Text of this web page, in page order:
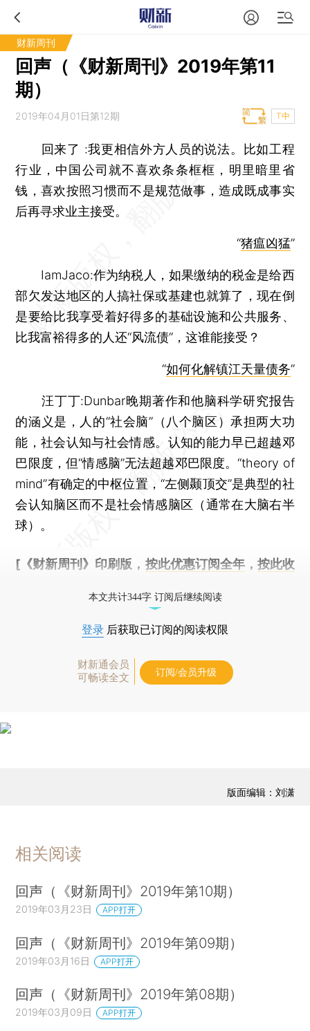
财新周刊
回声（《财新周刊》2019年第11
期）
2019年04月01日第12期 T中
回来了 :我更相信外方人员的说法。比如工程
行业，中国公司就不喜欢条条框框，明里暗里省
钱，喜欢按照习惯而不是规范做事，造成既成事实
后再寻求业主接受。
“猪瘟凶猛”
IamJaco:作为纳税人，如果缴纳的税金是给西
部欠发达地区的人搞社保或基建也就算了，现在倒
是要给比我享受着好得多的基础设施和公共服务、
比我富裕得多的人还“风流债”，这谁能接受？
“如何化解镇江天量债务”
汪丁丁:Dunbar晚期著作和他脑科学研究报告
的涵义是，人的“社会脑”（八个脑区）承担两大功
能，社会认知与社会情感。认知的能力早已超越邓
巴限度，但“情感脑”无法超越邓巴限度。“theory of
mind”有确定的中枢位置，“左侧颞顶交”是典型的社
会认知脑区而不是社会情感脑区（通常在大脑右半
球）。
[《财新周刊》印刷版， 按此优惠订阅全年， 按此收
本文共计344字 订阅后继续阅读
登录 后获取已订阅的阅读权限
财新通会员
可畅读全文
订阅/会员升级
版面编辑：刘潇
相关阅读
回声（《财新周刊》2019年第10期）
2019年03月23日 APP打开
回声（《财新周刊》2019年第09期）
2019年03月16日 APP打开
回声（《财新周刊》2019年第08期）
2019年03月09日 APP打开